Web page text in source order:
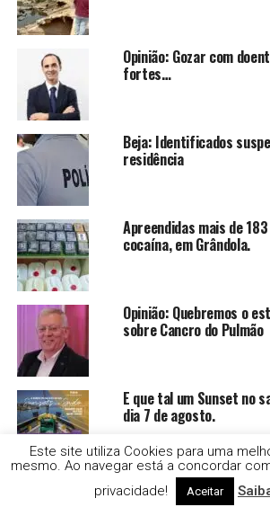
Opinião: Gozar com
fortes…
Beja: Identificados
residência
Apreendidas mais de
cocaína, em Grândola.
Opinião: Quebremos o
sobre Cancro do Pulmão
E que tal um Sunset no
dia 7 de agosto.
Évora lidera no
sujeito passivo com
Este site utiliza Cookies para uma
mesmo. Ao navegar está a concordar
privacidade!
Aceitar